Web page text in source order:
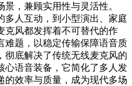
，兼顾实用性与灵活性。
多人互动，到小型演出、家庭
克风都发挥着不可替代的作
难题，以稳定传输保障语音质
彻底解决了传统无线麦克风的
心语音装备，它简化了多人发
的效率与质量，成为现代多场